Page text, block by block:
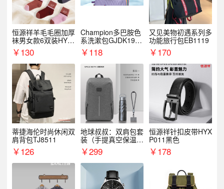
恒源祥羊毛毛圈加厚
袜男女款6双装HYX
068WZ
￥130
Champion多巴胺色
系洗漱包GJDK19R
1￥118
又见美物初遇系列多
功能旅行包EB1119
￥170
蒂捷海伦时尚休闲双
肩背包TJ8511
￥126
地球叔叔：双肩包套
装（手提真空保温杯
+手机挂绳）
￥299
恒源祥针扣皮带HYX
P011黑色
￥178